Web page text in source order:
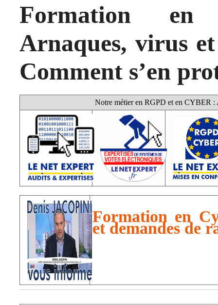
Formation en
Arnaques, virus
Comment s’en
Notre métier en RGPD et en CYBER :
Formation en
et demandes de